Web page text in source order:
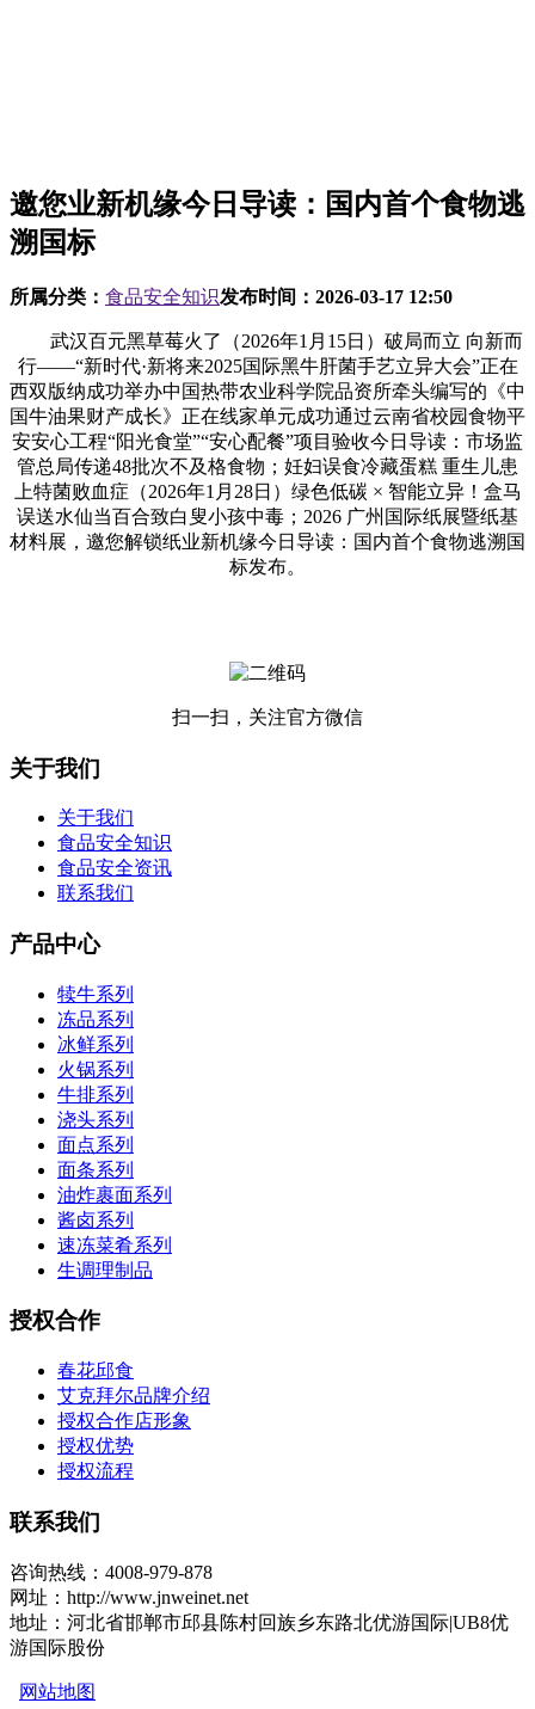
邀您业新机缘今日导读：国内首个食物逃
溯国标
所属分类： 食品安全知识发布时间： 2026-03-17 12:50
武汉百元黑草莓火了（2026年1月15日）破局而立 向新而
行——“新时代·新将来2025国际黑牛肝菌手艺立异大会”正在
西双版纳成功举办中国热带农业科学院品资所牵头编写的《中
国牛油果财产成长》正在线家单元成功通过云南省校园食物平
安安心工程“阳光食堂”“安心配餐”项目验收今日导读：市场监
管总局传递48批次不及格食物；妊妇误食冷藏蛋糕 重生儿患
上特菌败血症（2026年1月28日）绿色低碳 × 智能立异！盒马
误送水仙当百合致白叟小孩中毒；2026 广州国际纸展暨纸基
材料展，邀您解锁纸业新机缘今日导读：国内首个食物逃溯国
标发布。
扫一扫，关注官方微信
关于我们
关于我们
食品安全知识
食品安全资讯
联系我们
产品中心
犊牛系列
冻品系列
冰鲜系列
火锅系列
牛排系列
浇头系列
面点系列
面条系列
油炸裹面系列
酱卤系列
速冻菜肴系列
生调理制品
授权合作
春花邱食
艾克拜尔品牌介绍
授权合作店形象
授权优势
授权流程
联系我们
咨询热线：4008-979-878
网址：http://www.jnweinet.net
地址：河北省邯郸市邱县陈村回族乡东路北优游国际|UB8优
游国际股份
网站地图